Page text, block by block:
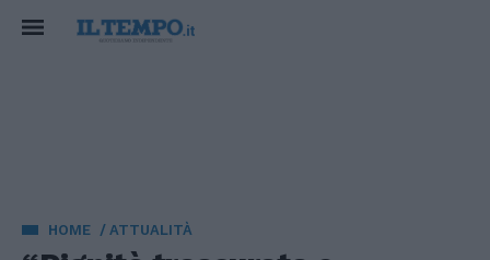
HOME ATTUALITÀ